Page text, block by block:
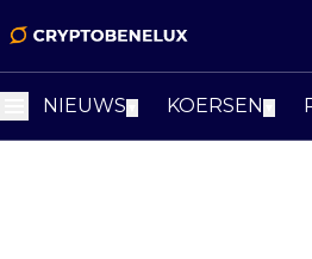
NIEUWS KOERSEN